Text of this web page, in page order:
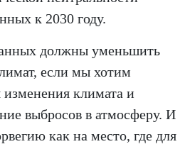
к 2030 году.
должны уменьшить
если мы хотим
изменения климата и
выбросов в атмосферу. И
как на место, где для